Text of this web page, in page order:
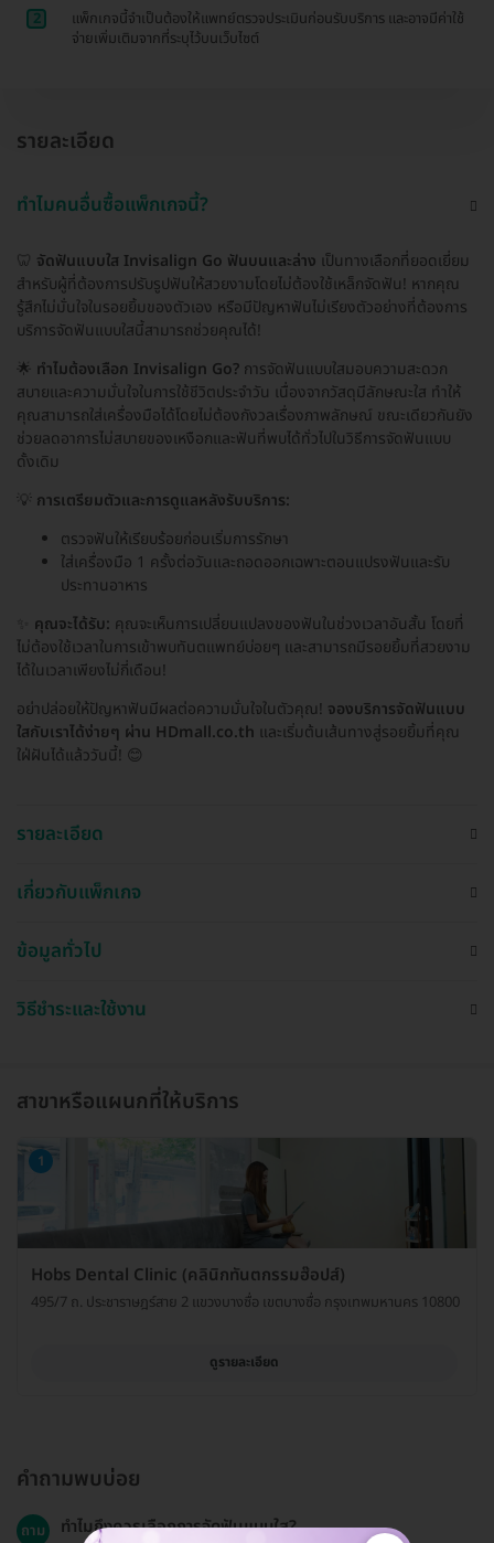
2
แพ็กเกจนี้จำเป็นต้องให้แพทย์ตรวจประเมินก่อนรับบริการ และอาจมีค่าใช้
จ่ายเพิ่มเติมจากที่ระบุไว้บนเว็บไซต์
รายละเอียด
ทำไมคนอื่นซื้อแพ็กเกจนี้?
🦷 จัดฟันแบบใส Invisalign Go ฟันบนและล่าง เป็นทางเลือกที่ยอดเยี่ยม
สำหรับผู้ที่ต้องการปรับรูปฟันให้สวยงามโดยไม่ต้องใช้เหล็กจัดฟัน! หากคุณ
รู้สึกไม่มั่นใจในรอยยิ้มของตัวเอง หรือมีปัญหาฟันไม่เรียงตัวอย่างที่ต้องการ
บริการจัดฟันแบบใสนี้สามารถช่วยคุณได้!
🌟 ทำไมต้องเลือก Invisalign Go? การจัดฟันแบบใสมอบความสะดวก
สบายและความมั่นใจในการใช้ชีวิตประจำวัน เนื่องจากวัสดุมีลักษณะใส ทำให้
คุณสามารถใส่เครื่องมือได้โดยไม่ต้องกังวลเรื่องภาพลักษณ์ ขณะเดียวกันยัง
ช่วยลดอาการไม่สบายของเหงือกและฟันที่พบได้ทั่วไปในวิธีการจัดฟันแบบ
ดั้งเดิม
💡 การเตรียมตัวและการดูแลหลังรับบริการ:
ตรวจฟันให้เรียบร้อยก่อนเริ่มการรักษา
ใส่เครื่องมือ 1 ครั้งต่อวันและถอดออกเฉพาะตอนแปรงฟันและรับ
ประทานอาหาร
คุณจะได้รับ: คุณจะเห็นการเปลี่ยนแปลงของฟันในช่วงเวลาอันสั้น โดยที่
ไม่ต้องใช้เวลาในการเข้าพบทันตแพทย์บ่อยๆ และสามารถมีรอยยิ้มที่สวยงาม
ได้ในเวลาเพียงไม่กี่เดือน!
อย่าปล่อยให้ปัญหาฟันมีผลต่อความมั่นใจในตัวคุณ! จองบริการจัดฟันแบบ
ใสกับเราได้ง่ายๆ ผ่าน HDmall.co.th และเริ่มต้นเส้นทางสู่รอยยิ้มที่คุณ
ใฝ่ฝันได้แล้ววันนี้! 😊
รายละเอียด
เกี่ยวกับแพ็กเกจ
ข้อมูลทั่วไป
วิธีชำระและใช้งาน
สาขาหรือแผนกที่ให้บริการ
1
Hobs Dental Clinic (คลินิกทันตกรรมฮ๊อปส์)
495/7 ถ. ประชาราษฎร์สาย 2 แขวงบางซื่อ เขตบางซื่อ กรุงเทพมหานคร 10800
ดูรายละเอียด
คำถามพบบ่อย
ถาม ทำไมถึงควรเลือกการจัดฟันแบบใส?